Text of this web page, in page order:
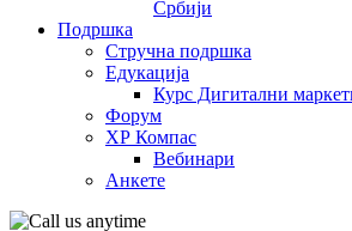
Србији
Подршка
Стручна подршка
Едукација
Курс Дигитални
Форум
ХР Компас
Вебинари
Анкете